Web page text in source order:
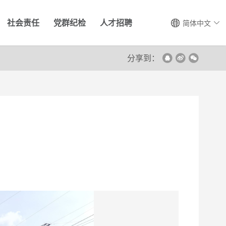
简体中文
社会责任 党群纪检 人才招聘
分享到：